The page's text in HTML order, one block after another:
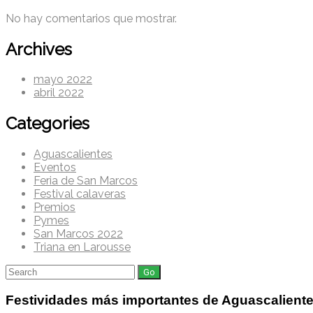
No hay comentarios que mostrar.
Archives
mayo 2022
abril 2022
Categories
Aguascalientes
Eventos
Feria de San Marcos
Festival calaveras
Premios
Pymes
San Marcos 2022
Triana en Larousse
Search
Festividades más importantes de